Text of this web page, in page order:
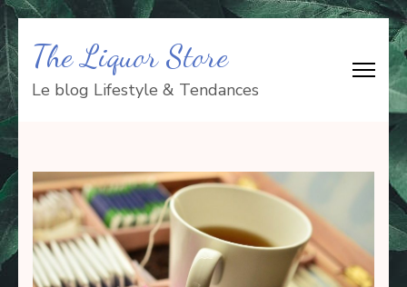
Aller
au
contenu
(Pressez
Entrée)
The Liquor Store
Le blog Lifestyle & Tendances